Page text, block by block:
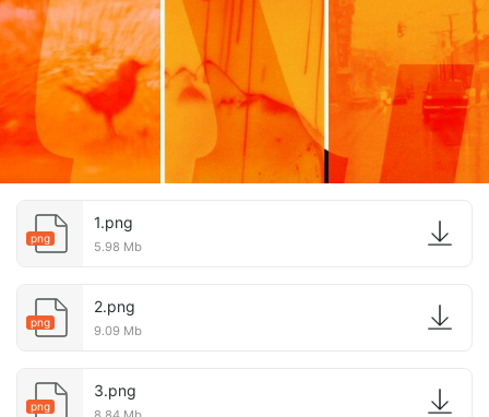
png
1.png
5.98 Mb
png
2.png
9.09 Mb
png
3.png